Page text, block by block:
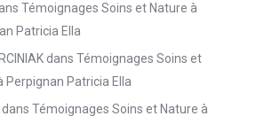
Témoignages Soins et Nature à
Patricia Ella
dans Témoignages Soins et
Perpignan Patricia Ella
dans Témoignages Soins et Nature à